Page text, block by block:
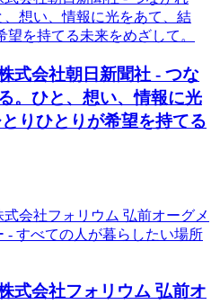
式会社朝日新聞社 - つな
。ひと、想い、情報に光
りひとりが希望を持てる
式会社フォリウム 弘前オ